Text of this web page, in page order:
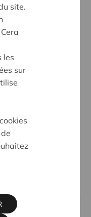
et bienveillants
279 A,
site.
les
sur